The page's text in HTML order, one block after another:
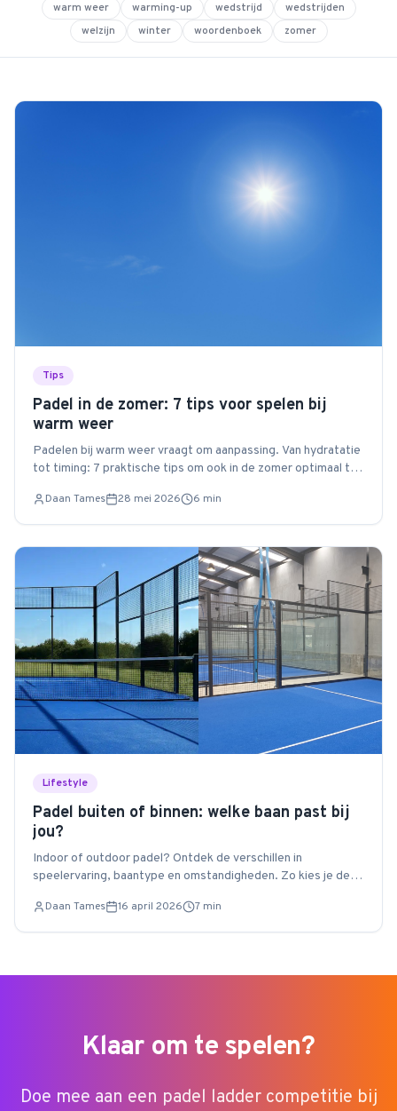
warm weer
warming-up wedstrijd
wedstrijden
welzijn
winter woordenboek zomer
Tips
Padel in de zomer: 7 tips voor spelen bij
warm weer
Padelen bij warm weer vraagt om aanpassing. Van hydratatie
tot timing: 7 praktische tips om ook in de zomer optimaal te
Daan Tames 28 mei 2026 6 min
Lifestyle
Padel buiten of binnen: welke baan past bij
jou?
Indoor of outdoor padel? Ontdek de verschillen in
speelervaring, baantype en omstandigheden. Zo kies je de
Daan Tames 16 april 2026 7 min
Klaar om te spelen?
Doe mee aan een padel ladder competitie bij